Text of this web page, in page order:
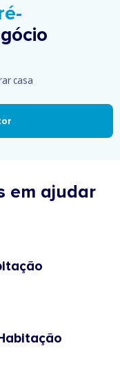
casa
em ajudar